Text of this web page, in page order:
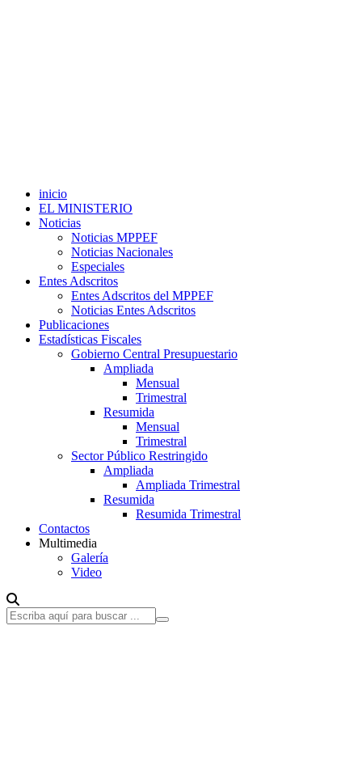
inicio
EL MINISTERIO
Noticias
Noticias MPPEF
Noticias Nacionales
Especiales
Entes Adscritos
Entes Adscritos del MPPEF
Noticias Entes Adscritos
Publicaciones
Estadísticas Fiscales
Gobierno Central Presupuestario
Ampliada
Mensual
Trimestral
Resumida
Mensual
Trimestral
Sector Público Restringido
Ampliada
Ampliada Trimestral
Resumida
Resumida Trimestral
Contactos
Multimedia
Galería
Video